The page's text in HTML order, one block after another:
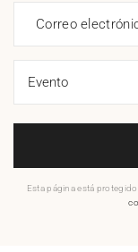
Correo
Esta página está